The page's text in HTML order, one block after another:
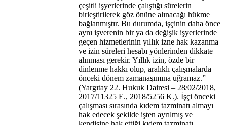
çeşitli işyerlerinde çalıştığı sürelerin
birleştirilerek göz önüne alınacağı hükme
bağlanmıştır. Bu durumda, işçinin daha önce
aynı işverenin bir ya da değişik işyerlerinde
geçen hizmetlerinin yıllık izne hak kazanma
ve izin süreleri hesabı yönlerinden dikkate
alınması gerekir. Yıllık izin, özde bir
dinlenme hakkı olup, aralıklı çalışmalarda
önceki dönem zamanaşımına uğramaz.”
(Yargıtay 22. Hukuk Dairesi – 28/02/2018,
2017/11325 E., 2018/5256 K.). İşçi önceki
çalışması sırasında kıdem tazminatı almayı
hak edecek şekilde işten ayrılmış ve